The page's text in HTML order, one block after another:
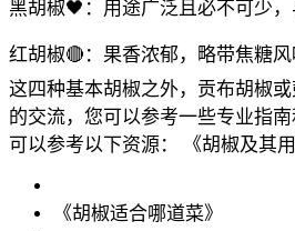
黑胡椒🖤：用途广泛且必不可少
红胡椒🔴：果香浓郁，略带焦糖
这四种基本胡椒之外，贡布胡椒
的交流，您可以参考一些专业指
可以参考以下资源：
《胡椒及其
《胡椒适合哪道菜》